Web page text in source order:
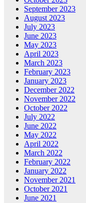
September 2023
August 2023
July 2023
June 2023
May 2023
April 2023
March 2023
February 2023
January 2023
December 2022
November 2022
October 2022
July 2022
June 2022
May 2022
April 2022
March 2022
February 2022
January 2022
November 2021
October 2021
June 2021